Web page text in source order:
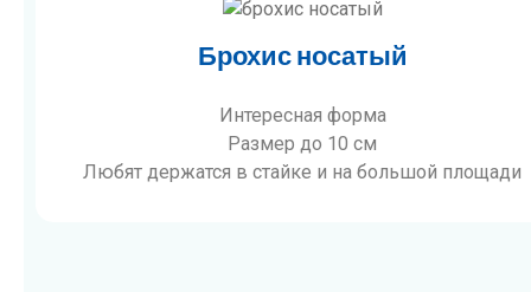
Брохис носатый
Интересная форма
Размер до 10 см
Любят держатся в стайке и на большой площади